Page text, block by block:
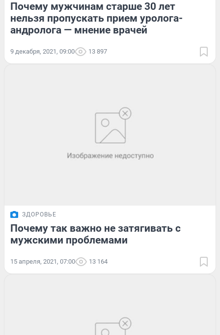
Почему мужчинам старше 30 лет
нельзя пропускать прием уролога-
андролога — мнение врачей
9 декабря, 2021, 09:00 13 897
ЗДОРОВЬЕ
Почему так важно не затягивать с
мужскими проблемами
15 апреля, 2021, 07:00 13 164